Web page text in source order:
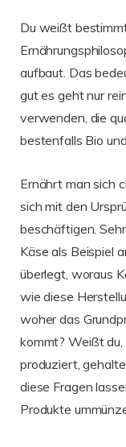
Du weißt
aufbaut. Das
gut es geht nur
verwenden, die
bestenfalls Bio
Ernährt man sich
sich mit den
beschäftigen.
Käse als Beispiel
überlegt, woraus
wie diese
woher das
kommt? Weißt du,
produziert,
diese Fragen
Produkte